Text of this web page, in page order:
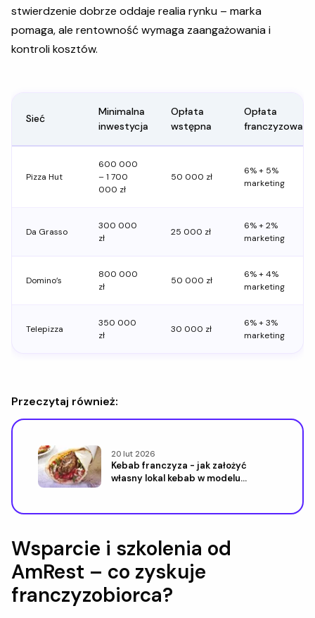
stwierdzenie dobrze oddaje realia rynku – marka
pomaga, ale rentowność wymaga zaangażowania i
kontroli kosztów.
Sieć
Minimalna
inwestycja
Opłata
wstępna
Opłata
franczyzowa
Pizza Hut
600 000
– 1 700
000 zł
50 000 zł
6% + 5%
marketing
Da Grasso
300 000
zł
25 000 zł
6% + 2%
marketing
Domino’s
800 000
zł
50 000 zł
6% + 4%
marketing
Telepizza
350 000
zł
30 000 zł
6% + 3%
marketing
Przeczytaj również:
20 lut 2026
Kebab franczyza - jak założyć
własny lokal kebab w modelu
Wsparcie i szkolenia od
AmRest – co zyskuje
franczyzobiorca?